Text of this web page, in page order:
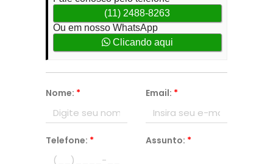
(11) 2488-8263
Ou em nosso WhatsApp
Clicando aqui
Nome: * Email: *
Telefone: * Assunto: *